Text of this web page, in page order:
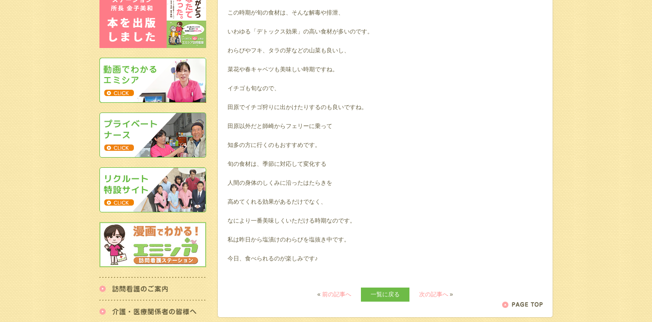
この時期が旬の食材は、そんな解毒や排泄、
いわゆる「デトックス効果」の高い食材が多いのです。
わらびやフキ、タラの芽などの山菜も良いし、
菜花や春キャベツも美味しい時期ですね。
イチゴも旬なので、
田原でイチゴ狩りに出かけたりするのも良いですね。
田原以外だと師崎からフェリーに乗って
知多の方に行くのもおすすめです。
旬の食材は、季節に対応して変化する
人間の身体のしくみに沿ったはたらきを
高めてくれる効果があるだけでなく、
なにより一番美味しくいただける時期なのです。
私は昨日から塩漬けのわらびを塩抜き中です。
今日、食べられるのが楽しみです♪
« 前の記事へ 一覧に戻る 次の記事へ »